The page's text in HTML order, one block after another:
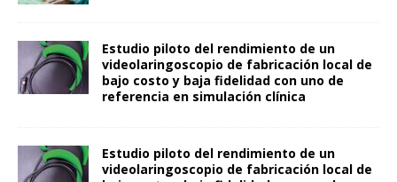
Estudio piloto del rendimiento de un
videolaringoscopio de fabricación local de
bajo costo y baja fidelidad con uno de
referencia en simulación clínica
Estudio piloto del rendimiento de un
videolaringoscopio de fabricación local de